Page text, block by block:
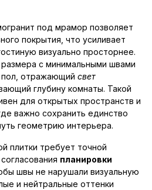
под мрамор позволяет
покрытия, что усиливает
визуально просторнее.
с минимальными швами
отражающий свет
глубину комнаты. Такой
для открытых пространств и
важно сохранить единство
геометрию интерьера.
плитки требует точной
планировки
швы не нарушали визуальную
и нейтральные оттенки